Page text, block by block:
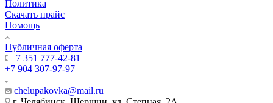
Политика
Скачать прайс
Помощь
Публичная оферта
+7 351 777-42-81
+7 904 307-97-97
chelupakovka@mail.ru